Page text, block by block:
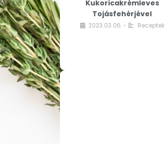
Kukoricakrémleves
Tojásfehérjével
2023.03.06. • Receptek